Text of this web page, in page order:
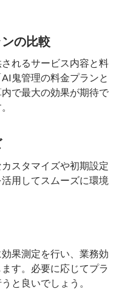
の比較
れるサービス内容と料
鬼管理の料金プランと
で最大の効果が期待で
スタマイズや初期設定
用してスムーズに環境
果測定を行い、業務効
す。必要に応じてプラ
と良いでしょう。